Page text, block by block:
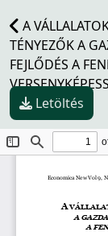
A
TÉNYEZŐK A
FEJLŐDÉS A
Letöltés